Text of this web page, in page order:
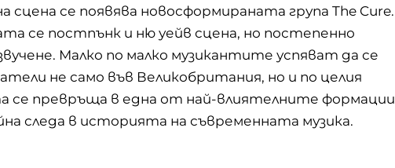
сцена се появява новосформираната група The Cure.
се постпънк и ню уейв сцена, но постепенно
Малко по малко музикантите успяват да се
не само във Великобритания, но и по целия
се превръща в една от най-влиятелните формации
следа в историята на съвременната музика.